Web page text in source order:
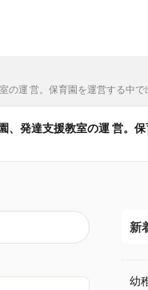
運 営。保育園を運営する中
発達支援教室の運 営。
新
幼